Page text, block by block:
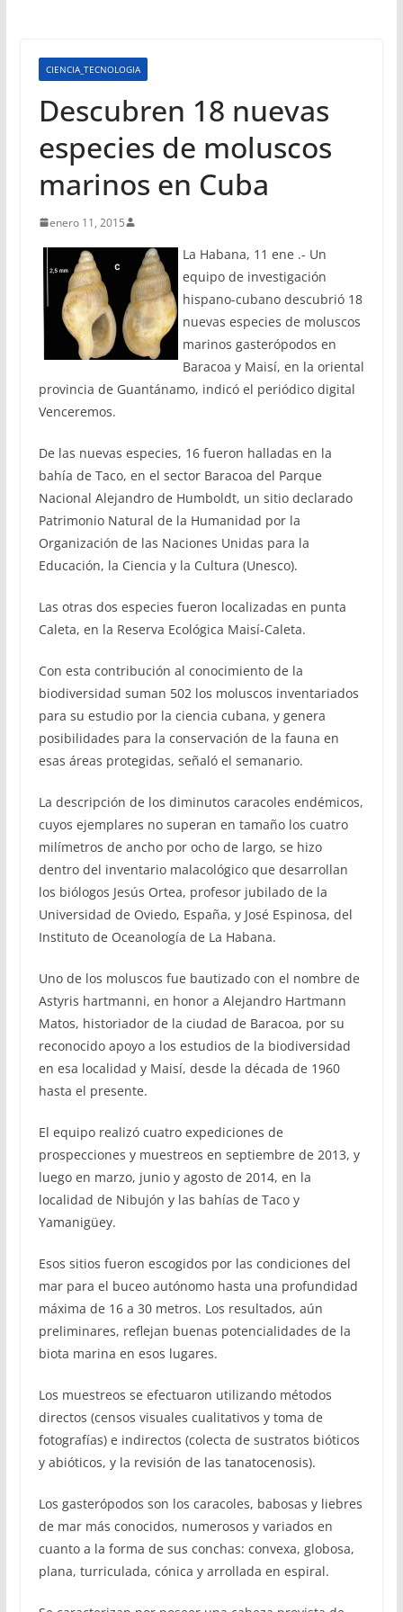
CIENCIA_TECNOLOGIA
Descubren 18 nuevas
especies de moluscos
marinos en Cuba
enero 11, 2015
La Habana, 11 ene .- Un
equipo de investigación
hispano-cubano descubrió 18
nuevas especies de moluscos
marinos gasterópodos en
Baracoa y Maisí, en la oriental
provincia de Guantánamo, indicó el periódico digital
Venceremos.
De las nuevas especies, 16 fueron halladas en la
bahía de Taco, en el sector Baracoa del Parque
Nacional Alejandro de Humboldt, un sitio declarado
Patrimonio Natural de la Humanidad por la
Organización de las Naciones Unidas para la
Educación, la Ciencia y la Cultura (Unesco).
Las otras dos especies fueron localizadas en punta
Caleta, en la Reserva Ecológica Maisí-Caleta.
Con esta contribución al conocimiento de la
biodiversidad suman 502 los moluscos inventariados
para su estudio por la ciencia cubana, y genera
posibilidades para la conservación de la fauna en
esas áreas protegidas, señaló el semanario.
La descripción de los diminutos caracoles endémicos,
cuyos ejemplares no superan en tamaño los cuatro
milímetros de ancho por ocho de largo, se hizo
dentro del inventario malacológico que desarrollan
los biólogos Jesús Ortea, profesor jubilado de la
Universidad de Oviedo, España, y José Espinosa, del
Instituto de Oceanología de La Habana.
Uno de los moluscos fue bautizado con el nombre de
Astyris hartmanni, en honor a Alejandro Hartmann
Matos, historiador de la ciudad de Baracoa, por su
reconocido apoyo a los estudios de la biodiversidad
en esa localidad y Maisí, desde la década de 1960
hasta el presente.
El equipo realizó cuatro expediciones de
prospecciones y muestreos en septiembre de 2013, y
luego en marzo, junio y agosto de 2014, en la
localidad de Nibujón y las bahías de Taco y
Yamanigüey.
Esos sitios fueron escogidos por las condiciones del
mar para el buceo autónomo hasta una profundidad
máxima de 16 a 30 metros. Los resultados, aún
preliminares, reflejan buenas potencialidades de la
biota marina en esos lugares.
Los muestreos se efectuaron utilizando métodos
directos (censos visuales cualitativos y toma de
fotografías) e indirectos (colecta de sustratos bióticos
y abióticos, y la revisión de las tanatocenosis).
Los gasterópodos son los caracoles, babosas y liebres
de mar más conocidos, numerosos y variados en
cuanto a la forma de sus conchas: convexa, globosa,
plana, turriculada, cónica y arrollada en espiral.